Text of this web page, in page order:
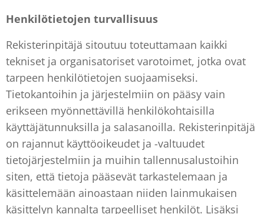
Henkilötietojen turvallisuus
Rekisterinpitäjä sitoutuu toteuttamaan kaikki
tekniset ja organisatoriset varotoimet, jotka ovat
tarpeen henkilötietojen suojaamiseksi.
Tietokantoihin ja järjestelmiin on pääsy vain
erikseen myönnettävillä henkilökohtaisilla
käyttäjätunnuksilla ja salasanoilla. Rekisterinpitäjä
on rajannut käyttöoikeudet ja -valtuudet
tietojärjestelmiin ja muihin tallennusalustoihin
siten, että tietoja pääsevät tarkastelemaan ja
käsittelemään ainoastaan niiden lainmukaisen
käsittelyn kannalta tarpeelliset henkilöt. Lisäksi